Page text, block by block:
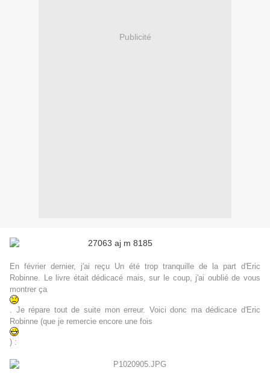
Publicité
En février dernier, j'ai reçu Un été trop tranquille de la part d'Eric
Robinne. Le livre était dédicacé mais, sur le coup, j'ai oublié de vous
montrer ça
. Je répare tout de suite mon erreur. Voici donc ma dédicace d'Eric
Robinne (que je remercie encore une fois
) :